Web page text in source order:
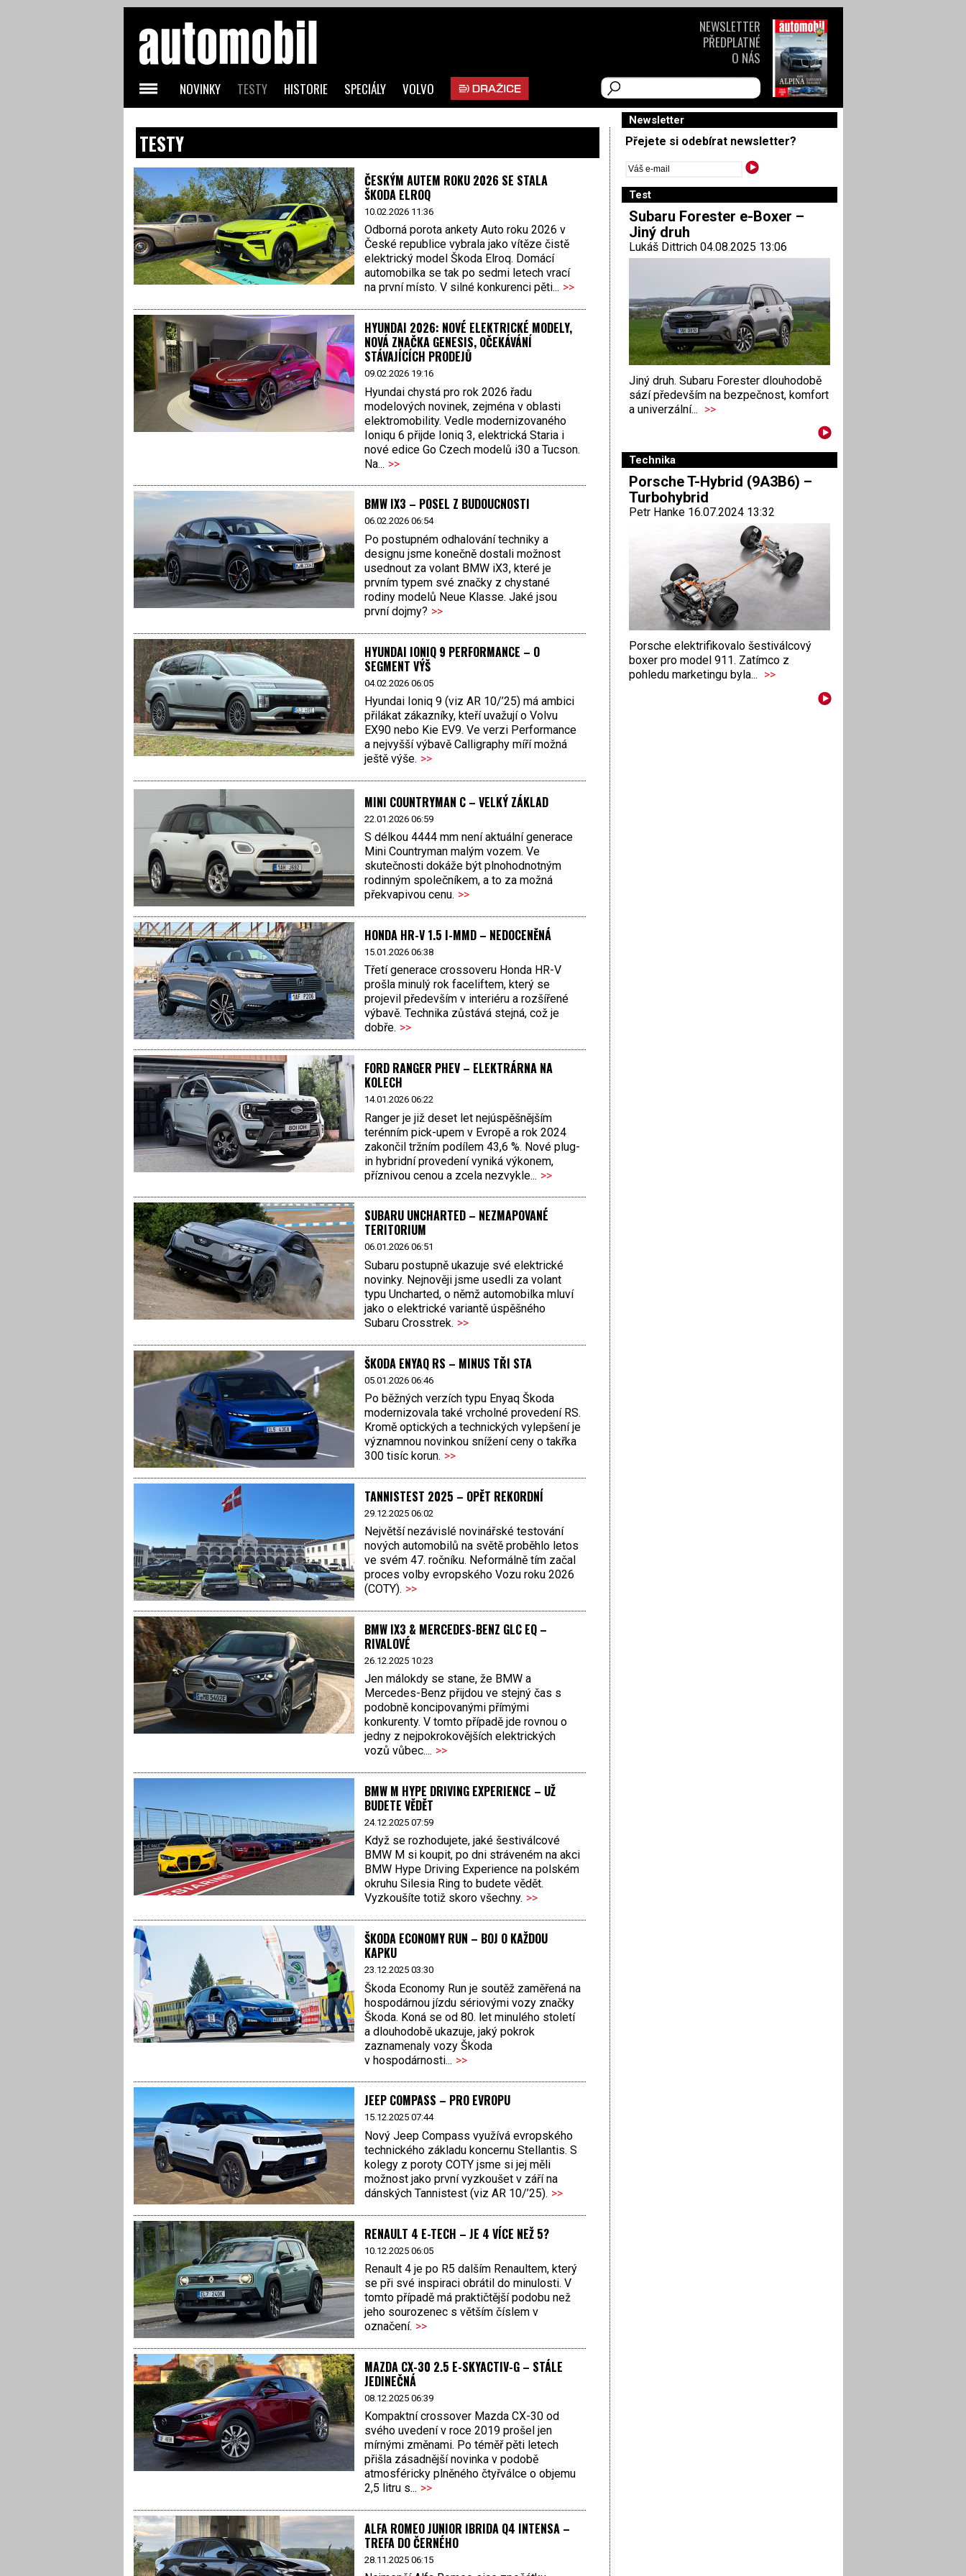
TESTY
ČESKÝM AUTEM ROKU 2026 SE STALA
ŠKODA ELROQ
10.02.2026 11:36
Odborná porota ankety Auto roku 2026 v
České republice vybrala jako vítěze čistě
elektrický model Škoda Elroq. Domácí
automobilka se tak po sedmi letech vrací
na první místo. V silné konkurenci pěti... >>
HYUNDAI 2026: NOVÉ ELEKTRICKÉ MODELY,
NOVÁ ZNAČKA GENESIS, OČEKÁVÁNÍ
STÁVAJÍCÍCH PRODEJŮ
09.02.2026 19:16
Hyundai chystá pro rok 2026 řadu
modelových novinek, zejména v oblasti
elektromobility. Vedle modernizovaného
Ioniqu 6 přijde Ioniq 3, elektrická Staria i
nové edice Go Czech modelů i30 a Tucson.
Na... >>
BMW IX3 – POSEL Z BUDOUCNOSTI
06.02.2026 06:54
Po postupném odhalování techniky a
designu jsme konečně dostali možnost
usednout za volant BMW iX3, které je
prvním typem své značky z chystané
rodiny modelů Neue Klasse. Jaké jsou
první dojmy? >>
HYUNDAI IONIQ 9 PERFORMANCE – O
SEGMENT VÝŠ
04.02.2026 06:05
Hyundai Ioniq 9 (viz AR 10/’25) má ambici
přilákat zákazníky, kteří uvažují o Volvu
EX90 nebo Kie EV9. Ve verzi Performance
a nejvyšší výbavě Calligraphy míří možná
ještě výše. >>
MINI COUNTRYMAN C – VELKÝ ZÁKLAD
22.01.2026 06:59
S délkou 4444 mm není aktuální generace
Mini Countryman malým vozem. Ve
skutečnosti dokáže být plnohodnotným
rodinným společníkem, a to za možná
překvapivou cenu. >>
HONDA HR-V 1.5 I-MMD – NEDOCENĚNÁ
15.01.2026 06:38
Třetí generace crossoveru Honda HR-V
prošla minulý rok faceliftem, který se
projevil především v interiéru a rozšířené
výbavě. Technika zůstává stejná, což je
dobře. >>
FORD RANGER PHEV – ELEKTRÁRNA NA
KOLECH
14.01.2026 06:22
Ranger je již deset let nejúspěšnějším
terénním pick-upem v Evropě a rok 2024
zakončil tržním podílem 43,6 %. Nové plug-
in hybridní provedení vyniká výkonem,
příznivou cenou a zcela nezvykle... >>
SUBARU UNCHARTED – NEZMAPOVANÉ
TERITORIUM
06.01.2026 06:51
Subaru postupně ukazuje své elektrické
novinky. Nejnověji jsme usedli za volant
typu Uncharted, o němž automobilka mluví
jako o elektrické variantě úspěšného
Subaru Crosstrek. >>
ŠKODA ENYAQ RS – MINUS TŘI STA
05.01.2026 06:46
Po běžných verzích typu Enyaq Škoda
modernizovala také vrcholné provedení RS.
Kromě optických a technických vylepšení je
významnou novinkou snížení ceny o takřka
300 tisíc korun. >>
TANNISTEST 2025 – OPĚT REKORDNÍ
29.12.2025 06:02
Největší nezávislé novinářské testování
nových automobilů na světě proběhlo letos
ve svém 47. ročníku. Neformálně tím začal
proces volby evropského Vozu roku 2026
(COTY). >>
BMW IX3 & MERCEDES-BENZ GLC EQ –
RIVALOVÉ
26.12.2025 10:23
Jen málokdy se stane, že BMW a
Mercedes-Benz přijdou ve stejný čas s
podobně koncipovanými přímými
konkurenty. V tomto případě jde rovnou o
jedny z nejpokrokovějších elektrických
vozů vůbec.... >>
BMW M HYPE DRIVING EXPERIENCE – UŽ
BUDETE VĚDĚT
24.12.2025 07:59
Když se rozhodujete, jaké šestiválcové
BMW M si koupit, po dni stráveném na akci
BMW Hype Driving Experience na polském
okruhu Silesia Ring to budete vědět.
Vyzkoušíte totiž skoro všechny. >>
ŠKODA ECONOMY RUN – BOJ O KAŽDOU
KAPKU
23.12.2025 03:30
Škoda Economy Run je soutěž zaměřená na
hospodárnou jízdu sériovými vozy značky
Škoda. Koná se od 80. let minulého století
a dlouhodobě ukazuje, jaký pokrok
zaznamenaly vozy Škoda
v hospodárnosti... >>
JEEP COMPASS – PRO EVROPU
15.12.2025 07:44
Nový Jeep Compass využívá evropského
technického základu koncernu Stellantis. S
kolegy z poroty COTY jsme si jej měli
možnost jako první vyzkoušet v září na
dánských Tannistest (viz AR 10/’25). >>
RENAULT 4 E-TECH – JE 4 VÍCE NEŽ 5?
10.12.2025 06:05
Renault 4 je po R5 dalším Renaultem, který
se při své inspiraci obrátil do minulosti. V
tomto případě má praktičtější podobu než
jeho sourozenec s větším číslem v
označení. >>
MAZDA CX-30 2.5 E-SKYACTIV-G – STÁLE
JEDINEČNÁ
08.12.2025 06:39
Kompaktní crossover Mazda CX-30 od
svého uvedení v roce 2019 prošel jen
mírnými změnami. Po téměř pěti letech
přišla zásadnější novinka v podobě
atmosféricky plněného čtyřválce o objemu
2,5 litru s... >>
ALFA ROMEO JUNIOR IBRIDA Q4 INTENSA –
TREFA DO ČERNÉHO
28.11.2025 06:15
Newsletter
Přejete si odebírat newsletter?
Test
Subaru Forester e-Boxer –
Jiný druh
Lukáš Dittrich 04.08.2025 13:06
Jiný druh. Subaru Forester dlouhodobě
sází především na bezpečnost, komfort
a univerzální... >>
Technika
Porsche T-Hybrid (9A3B6) –
Turbohybrid
Petr Hanke 16.07.2024 13:32
Porsche elektrifikovalo šestiválcový
boxer pro model 911. Zatímco z
pohledu marketingu byla... >>
NOVINKY TESTY HISTORIE SPECIÁLY VOLVO
NEWSLETTER
PŘEDPLATNÉ
O NÁS